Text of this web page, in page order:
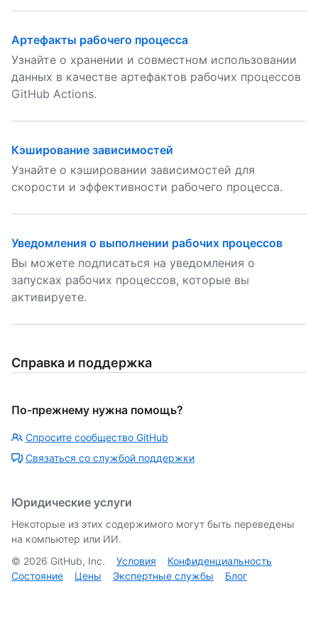
Артефакты рабочего процесса
Узнайте о хранении и совместном использовании
данных в качестве артефактов рабочих процессов
GitHub Actions.
Кэширование зависимостей
Узнайте о кэшировании зависимостей для
скорости и эффективности рабочего процесса.
Уведомления о выполнении рабочих процессов
Вы можете подписаться на уведомления о
запусках рабочих процессов, которые вы
активируете.
Справка и поддержка
По-прежнему нужна помощь?
Спросите сообщество GitHub
Связаться со службой поддержки
Юридические услуги
Некоторые из этих содержимого могут быть переведены
на компьютер или ИИ.
© 2026 GitHub, Inc. Условия
Конфиденциальность
Состояние
Цены Экспертные службы Блог